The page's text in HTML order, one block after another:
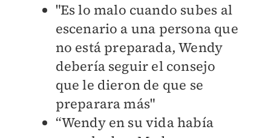
"Es lo malo cuando subes al
escenario a una persona que
no está preparada, Wendy
debería seguir el consejo
que le dieron de que se
preparara más"
“Wendy en su vida había